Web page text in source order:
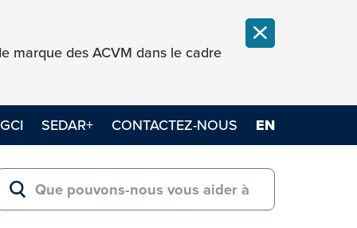
marque des ACVM dans le cadre FERMER LA
GCI SEDAR+ CONTACTEZ-NOUS EN
for:
RECHERCHER